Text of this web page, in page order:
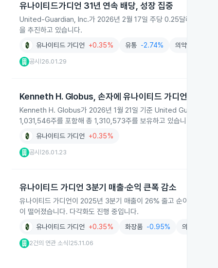
유나이티드가디언 31년 연속 배당, 성장 집중
United-Guardian, Inc.가 2026년 2월 17일 주당 0.25달러 현금 배
을 추진하고 있습니다.
유나이티드 가디언 +0.35% 유통 -2.74% 의약품
공시 26.01.29
Kenneth H. Globus, 손자에 유나이티드 가디언 주식
Kenneth H. Globus가 2026년 1월 21일 기준 United Guardian
1,031,546주를 포함해 총 1,310,573주를 보유하고 있습니다.
유나이티드 가디언 +0.35%
공시 26.01.23
유나이티드 가디언 3분기 매출·순익 큰폭 감소
유나이티드 가디언이 2025년 3분기 매출이 26% 줄고 순이익은
이 떨어졌습니다. 다각화도 진행 중입니다.
유나이티드 가디언 +0.35% 화장품 -0.95% 의약품
2건의 연관 소식 25.11.06